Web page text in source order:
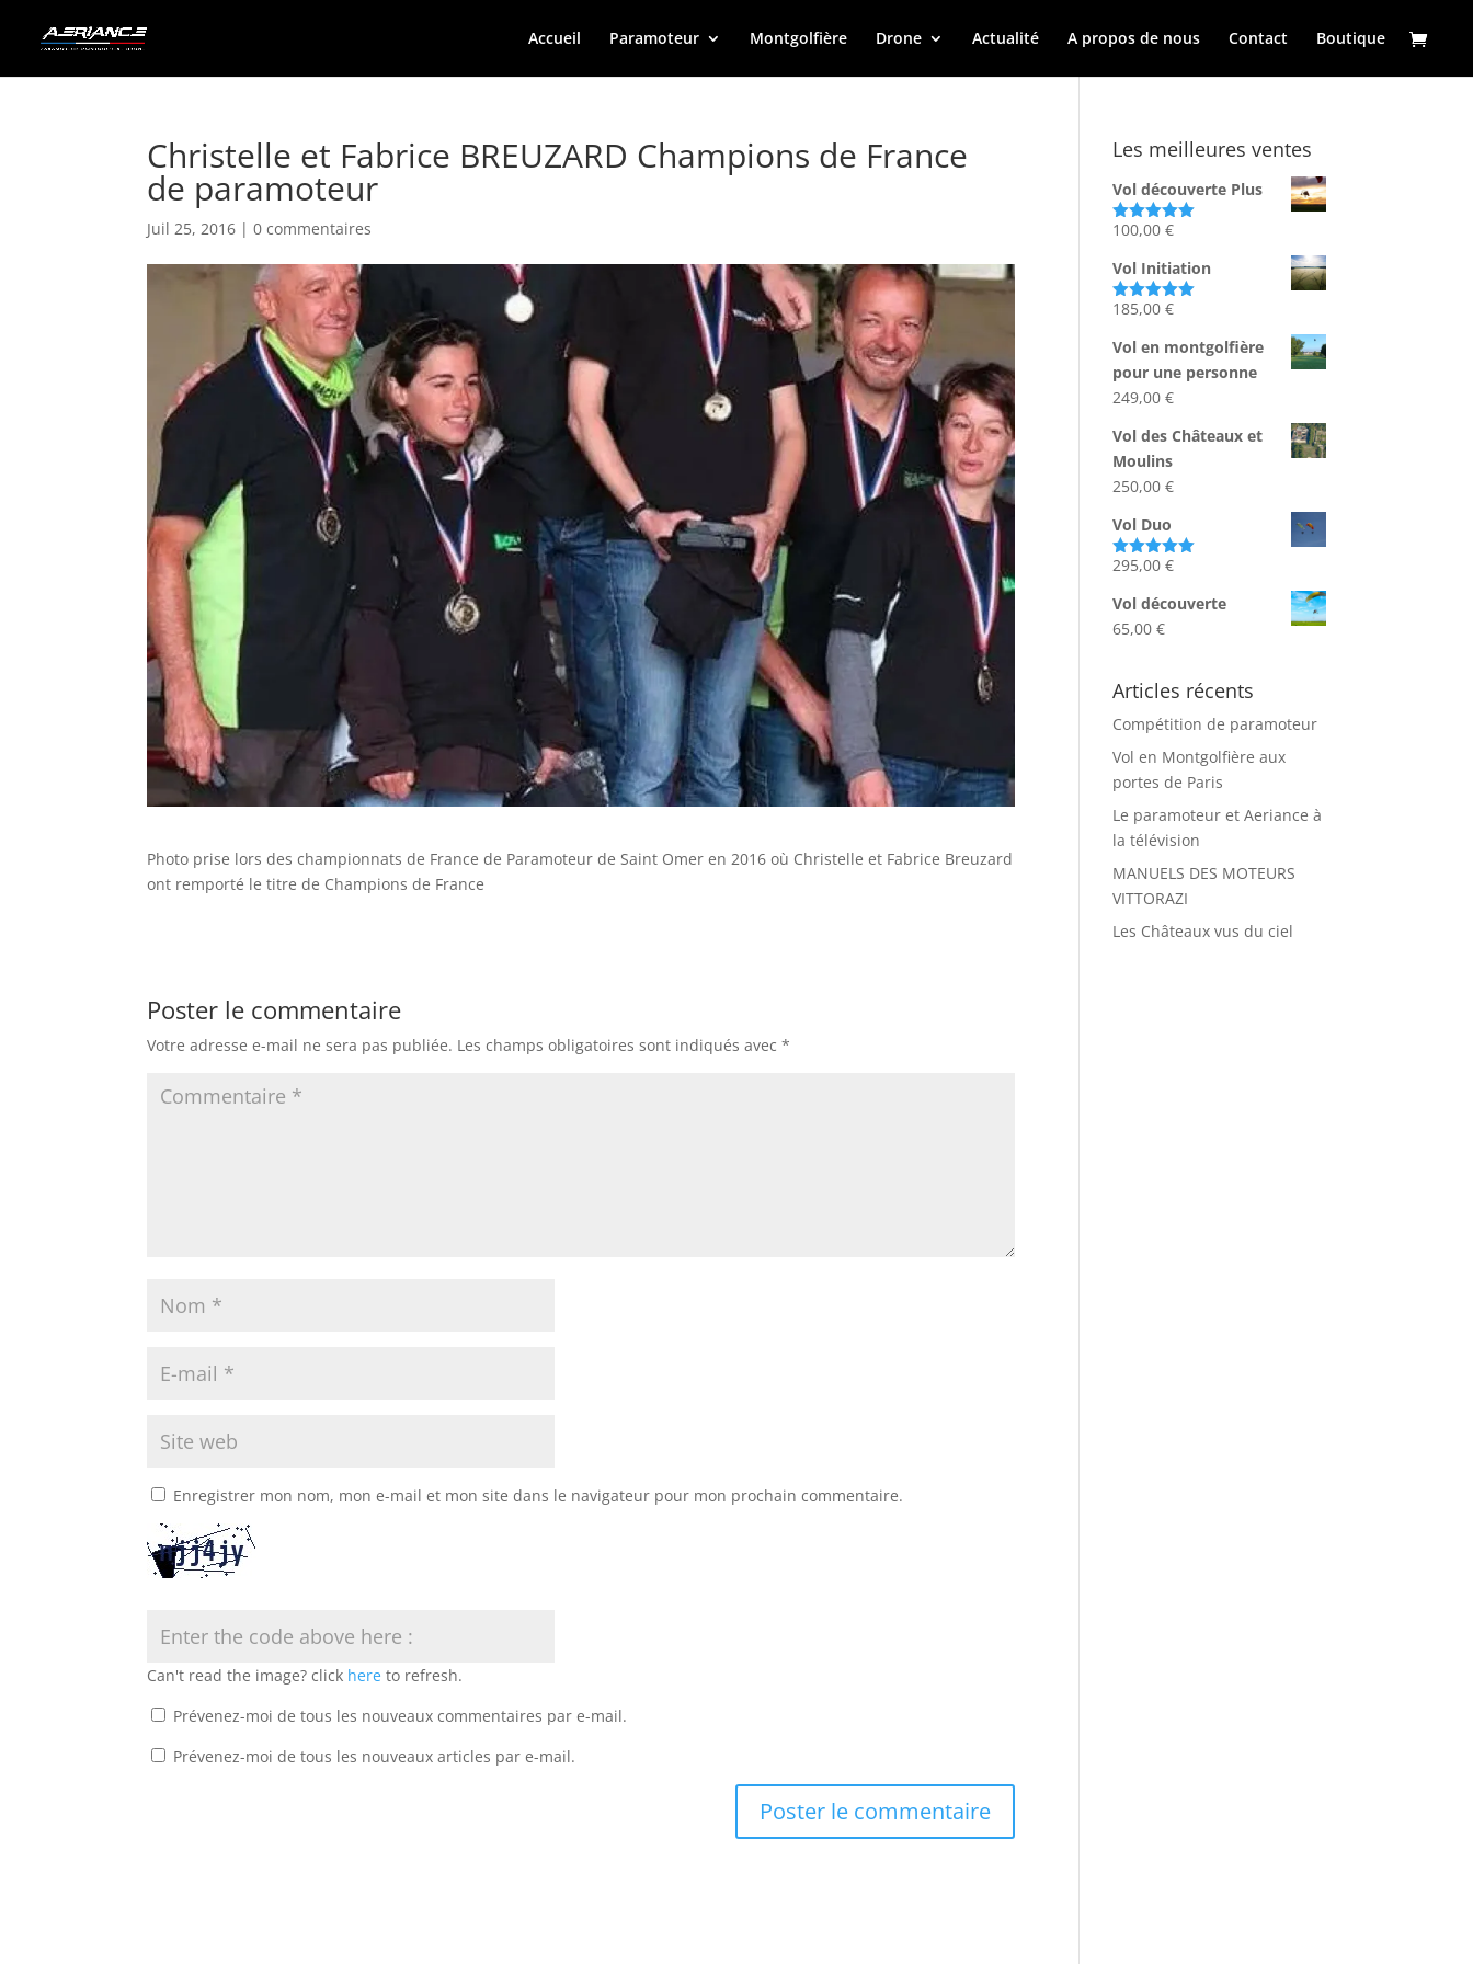
Accueil Paramoteur Montgolfière Drone Actualité A propos de nous Contact Boutique
Christelle et Fabrice BREUZARD Champions de France
de paramoteur
Juil 25, 2016 |0 commentaires
Photo prise lors des championnats de France de Paramoteur de Saint Omer en 2016 où Christelle et Fabrice Breuzard
ont remporté le titre de Champions de France
Poster le commentaire
Votre adresse e-mail ne sera pas publiée. Les champs obligatoires sont indiqués avec*
Enregistrer mon nom, mon e-mail et mon site dans le navigateur pour mon prochain commentaire.
Can't read the image? click here to refresh.
Prévenez-moi de tous les nouveaux commentaires par e-mail.
Prévenez-moi de tous les nouveaux articles par e-mail.
Les meilleures ventes
Vol découverte Plus
Note5.00
100,00€
Vol Initiation
Note5.00
185,00€
Vol en montgolfière
pour une personne
249,00€
Vol des Châteaux et
Moulins
250,00€
Vol Duo
Note5.00
295,00€
Vol découverte
65,00€
Articles récents
Compétition de paramoteur
Vol en Montgolfière aux
portes de Paris
Le paramoteur et Aeriance à
la télévision
MANUELS DES MOTEURS
VITTORAZI
Les Châteaux vus du ciel